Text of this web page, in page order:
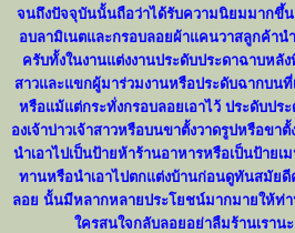
จนถึงปัจจุบันนั้นถือว่าได้รับความนิยมมากขึ้น
อบลามิเนตและกรอบลอยผ้าแคนวาสลูกค้าน
ครับทั้งในงานแต่งงานประดับประดาฉาบหลัง
สาวและแขกผู้มาร่วมงานหรือประดับฉากบนที่
หรือแม้แต่กระทั่งกรอบลอยเอาไว้ ประดับปร
องเจ้าบ่าวเจ้าสาวหรือบนขาตั้งวาดรูปหรือขาตั้
นำเอาไปเป็นป้ายห้าร้านอาหารหรือเป็นป้ายเ
ทานหรือนำเอาไปตกแต่งบ้านก่อนดูทันสมัยดี
ลอย นั้นมีหลากหลายประโยชน์มากมายให้ท่า
ใครสนใจกลับลอยอย่าลืมร้านเราน